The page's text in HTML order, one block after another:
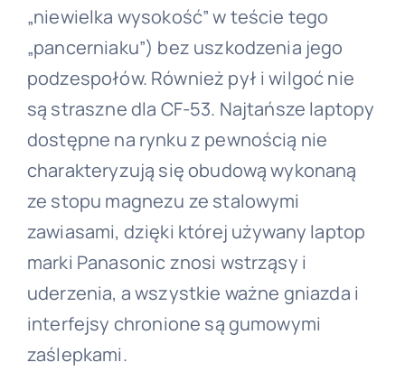
„niewielka wysokość” w teście tego
„pancerniaku”) bez uszkodzenia jego
podzespołów. Również pył i wilgoć nie
są straszne dla CF-53. Najtańsze laptopy
dostępne na rynku z pewnością nie
charakteryzują się obudową wykonaną
ze stopu magnezu ze stalowymi
zawiasami, dzięki której używany laptop
marki Panasonic znosi wstrząsy i
uderzenia, a wszystkie ważne gniazda i
interfejsy chronione są gumowymi
zaślepkami.